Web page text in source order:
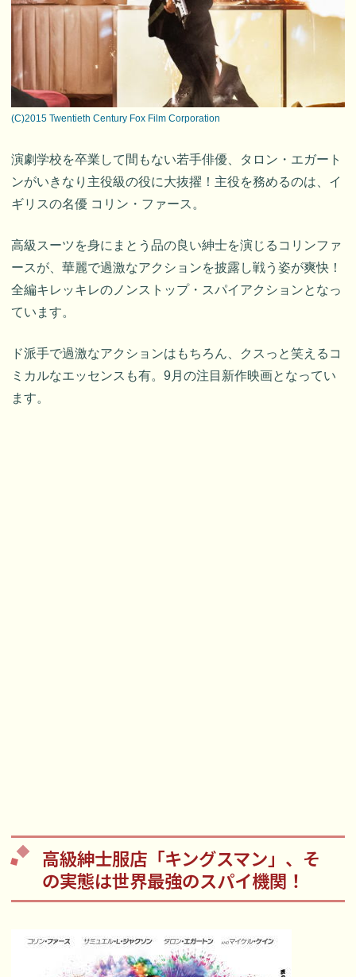
(C)2015 Twentieth Century Fox Film Corporation
演劇学校を卒業して間もない若手俳優、タロン・エガート
ンがいきなり主役級の役に大抜擢！主役を務めるのは、イ
ギリスの名優 コリン・ファース。
高級スーツを身にまとう品の良い紳士を演じるコリンファ
ースが、華麗で過激なアクションを披露し戦う姿が爽快！
全編キレッキレのノンストップ・スパイアクションとなっ
ています。
ド派手で過激なアクションはもちろん、クスっと笑えるコ
ミカルなエッセンスも有。9月の注目新作映画となってい
ます。
高級紳士服店「キングスマン」、そ
の実態は世界最強のスパイ機関！